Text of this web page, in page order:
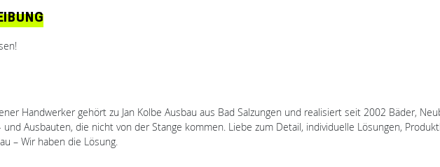
Handwerker gehört zu Jan Kolbe Ausbau aus Bad Salzungen und realisiert seit 2002 Bäder,
Ausbauten, die nicht von der Stange kommen. Liebe zum Detail, individuelle Lösungen,
– Wir haben die Lösung.